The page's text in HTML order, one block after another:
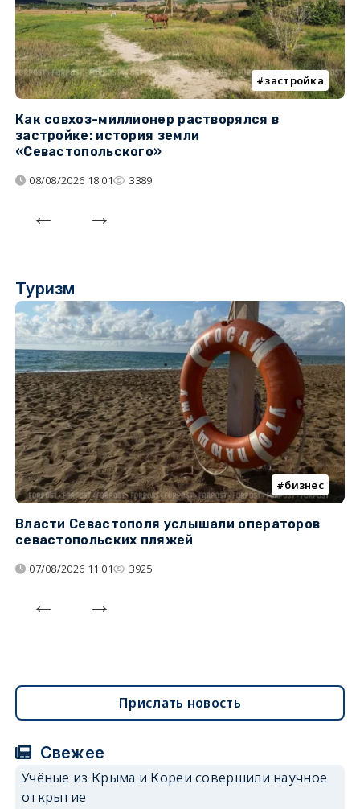
застройка
Как совхоз-миллионер растворялся в
застройке: история земли
«Севастопольского»
08/08/2026 18:01 3389
Туризм
бизнес
Власти Севастополя услышали операторов
севастопольских пляжей
07/08/2026 11:01 3925
Прислать новость
Свежее
Учёные из Крыма и Кореи совершили научное
открытие